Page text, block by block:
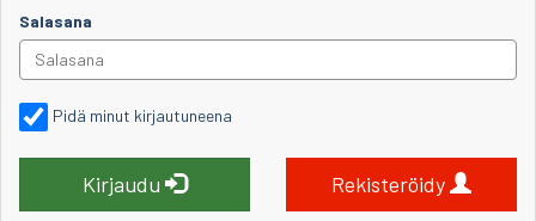
Salasana
Pidä minut kirjautuneena
Kirjaudu Rekisteröidy